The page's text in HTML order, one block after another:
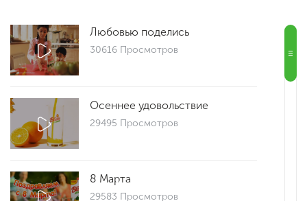
Любовью поделись
30616 Просмотров
Осеннее удовольствие
29495 Просмотров
8 Марта
29583 Просмотров